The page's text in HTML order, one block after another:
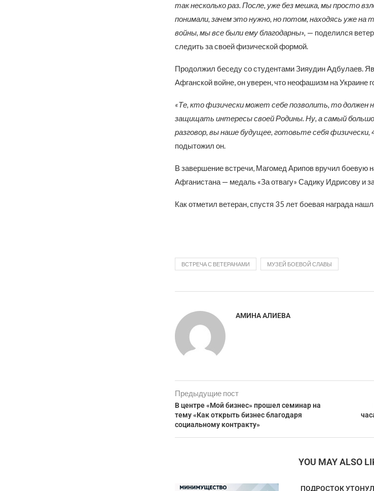
так несколько раз. После, уже без мешка, мы просто
понимали, зачем это нужно, но потом, находясь уже
войны, мы все были ему благодарны», — поделился
следить за своей физической формой.
Продолжил беседу со студентами Зияудин Адбулаев.
Афганской войне, он уверен, что неофашизм на Украине
«Те, кто физически может себе позволить, то
защищать интересы своей Родины. Ну, а самый
разговор, вы наше будущее, готовьте себя физически,
подытожил он.
В завершение встречи, Магомед Арипов вручил боевую
Афганистана — медаль «За отвагу» Садику Идрисову и
Как отметил ветеран, спустя 35 лет боевая награда
ВСТРЕЧА С ВЕТЕРАНАМИ МУЗЕЙ БОЕВОЙ СЛАВЫ
АМИНА АЛИЕВА
Предыдущие пост
В центре «Мой бизнес» прошел семинар на
тему «Как открыть бизнес благодаря
социальному контракту»
YOU MAY ALSO
ПОДРОСТОК